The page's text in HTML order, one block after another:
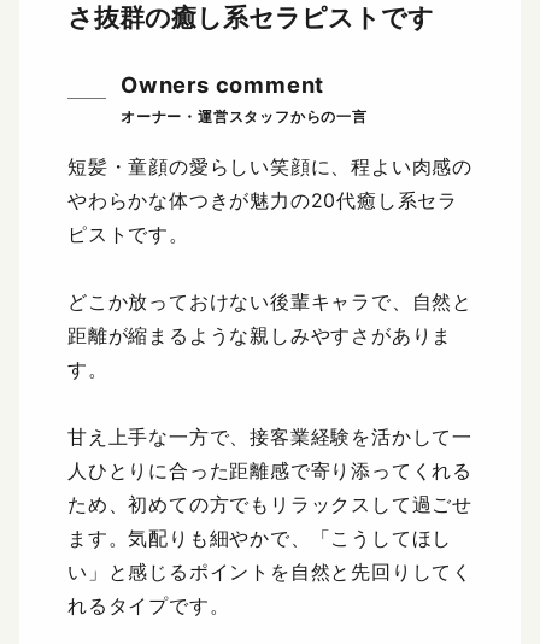
さ抜群の癒し系セラピストです
Owners comment
短髪・童顔の愛らしい笑顔に、程よい肉感の
やわらかな体つきが魅力の20代癒し系セラ
ピストです。
どこか放っておけない後輩キャラで、自然と
距離が縮まるような親しみやすさがありま
す。
甘え上手な一方で、接客業経験を活かして一
人ひとりに合った距離感で寄り添ってくれる
ため、初めての方でもリラックスして過ごせ
ます。気配りも細やかで、「こうしてほし
い」と感じるポイントを自然と先回りしてく
れるタイプです。